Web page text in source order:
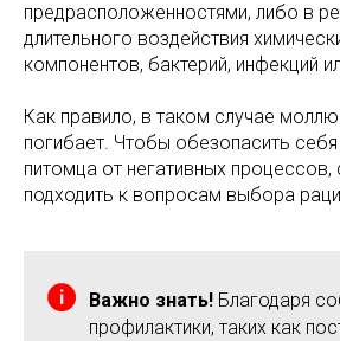
предрасположенностями, либо в
длительного воздействия
компонентов, бактерий, инфекций
Как правило, в таком случае
погибает. Чтобы обезопасить
питомца от негативных процессов,
подходить к вопросам выбора
Важно знать! Благодаря
профилактики, таких как